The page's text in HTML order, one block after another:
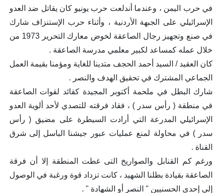
في حرب اليمن ، وعندما أندلعت حرب يونيو كان يقاتل ضد العدو
الإسرائيلي على الجبهة الأردنية ، وأثناء حرب الإستنزاف شارك
في صنع وتجهيز رجال الصاعقة لخوض معارك التحرير 1973 من
خلال عمله كمساعد لكبير معلمي مدرسة الصاعقة .
كان العقيد / السيد أحمد الحجف متدينا للغاية ومؤمنا بقيمة العمل
الجماعي المشترك في تحقيق الهدف والنصر .
شارك البطل في ملحمة أكتوبر المجيدة كقائد لقوات الصاعقة
في منطقة ( رأس سدر ) ، فقاد فرقته للتصدي لأحد ألوية العدو
الإسرائيلي المدرعة التي أرادت السيطرة على مضيق ( رأس
سدر ) في محاولة لمنع عمليات عبور جيشنا الباسل إلى شرق
القناة .
ورغم كم القنابل والصواريخ التى غطت المنطقة إلا أن فرقة
الصاعقة بقيادة بطلنا الشهيد ، كانت تزداد قوة ورغبة في الوصول
إلى إحدى الحسنيين " النصر أو الشهادة " .